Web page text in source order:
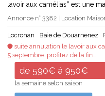
lavoir aux camélias” est une
Annonce n° 3382 | Location
Locronan Baie de Douarnenez
suite annulation le lavoir aux
5 septembre. profitez de la fin…
de 590€ à 950€
la semaine selon saison